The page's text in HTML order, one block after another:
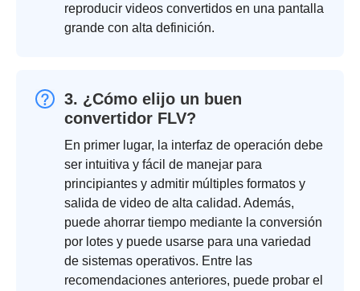
reproducir videos convertidos en una pantalla
grande con alta definición.
3. ¿Cómo elijo un buen
convertidor FLV?
En primer lugar, la interfaz de operación debe
ser intuitiva y fácil de manejar para
principiantes y admitir múltiples formatos y
salida de video de alta calidad. Además,
puede ahorrar tiempo mediante la conversión
por lotes y puede usarse para una variedad
de sistemas operativos. Entre las
recomendaciones anteriores, puede probar el